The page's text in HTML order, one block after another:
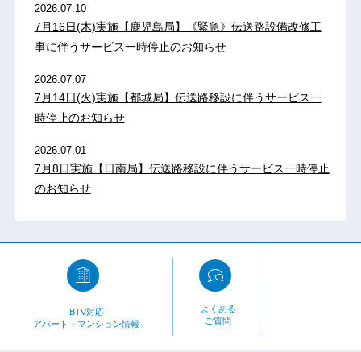
2026.07.10
7月16日(木)実施【鹿児島局】《緊急》伝送路設備改修工
事に伴うサービス一時停止のお知らせ
2026.07.07
7月14日(火)実施【都城局】伝送路移設に伴うサービス一
時停止のお知らせ
2026.07.01
7月8日実施【日南局】伝送路移設に伴うサービス一時停止
のお知らせ
BTV対応
アパート・マンション情報
よくある
ご質問